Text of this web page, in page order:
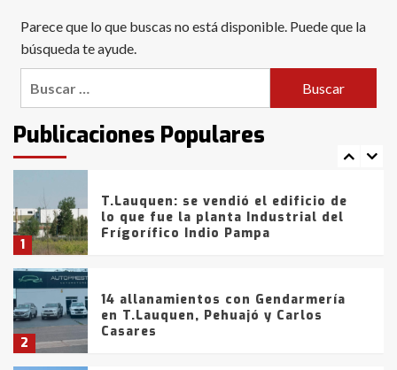
Parece que lo que buscas no está disponible. Puede que la
búsqueda te ayude.
Publicaciones Populares
6
con lluvias y heladas, en gran parte
de la provincia
intentaron evadir a la Policía
fueron detenidos por
comercialización de drogas en la
tarde del sábado
1
T.Lauquen: se vendió el edificio de
lo que fue la planta Industrial del
Frígorífico Indio Pampa
2
14 allanamientos con Gendarmería
en T.Lauquen, Pehuajó y Carlos
Casares